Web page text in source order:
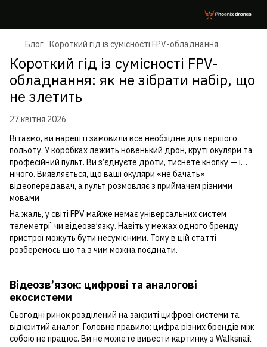
Блог Короткий гід із сумісності FPV-обладнання
Короткий гід із сумісності FPV-
обладнання: як не зібрати набір, що
не злетить
27 квітня 2026
Вітаємо, ви нарешті замовили все необхідне для першого
польоту. У коробках лежить новенький дрон, круті окуляри та
професійний пульт. Ви з’єднуєте дроти, тиснете кнопку — і…
нічого. Виявляється, що ваші окуляри «не бачать»
відеопередавач, а пульт розмовляє з приймачем різними
мовами
На жаль, у світі FPV майже немає універсальних систем
телеметрії чи відеозв’язку. Навіть у межах одного бренду
пристрої можуть бути несумісними. Тому в цій статті
розберемось що та з чим можна поєднати.
Відеозв’язок: цифрові та аналогові
екосистеми
Сьогодні ринок розділений на закриті цифрові системи та
відкритий аналог. Головне правило: цифра різних брендів між
собою не працює. Ви не можете вивести картинку з Walksnail